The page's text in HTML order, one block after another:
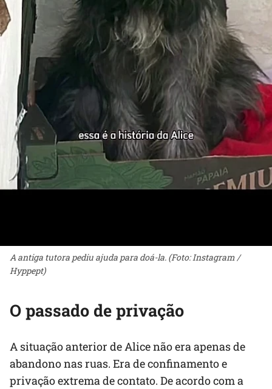
A antiga tutora pediu ajuda para doá-la. (Foto: Instagram /
Hyppept)
O passado de privação
A situação anterior de Alice não era apenas de
abandono nas ruas. Era de confinamento e
privação extrema de contato. De acordo com a